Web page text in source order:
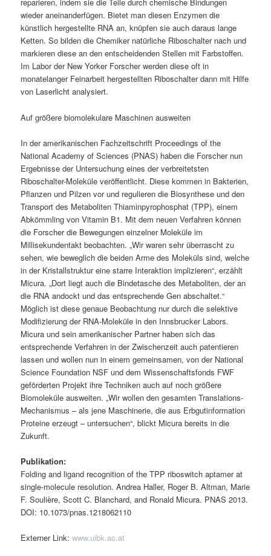
reparieren, indem sie die Teile durch chemische Bindungen
wieder aneinanderfügen. Bietet man diesen Enzymen die
künstlich hergestellte RNA an, knüpfen sie auch daraus lange
Ketten. So bilden die Chemiker natürliche Riboschalter nach und
markieren diese an den entscheidenden Stellen mit Farbstoffen.
Im Labor der New Yorker Forscher werden diese oft in
monatelanger Feinarbeit hergestellten Riboschalter dann mit Hilfe
von Laserlicht analysiert.
Auf größere biomolekulare Maschinen ausweiten
In der amerikanischen Fachzeitschrift Proceedings of the
National Academy of Sciences (PNAS) haben die Forscher nun
Ergebnisse der Untersuchung eines der verbreitetsten
Riboschalter-Moleküle veröffentlicht. Diese kommen in Bakterien,
Pflanzen und Pilzen vor und regulieren die Biosynthese und den
Transport des Metaboliten Thiaminpyrophosphat (TPP), einem
Abkömmling von Vitamin B1. Mit dem neuen Verfahren können
die Forscher die Bewegungen einzelner Moleküle im
Millisekundentakt beobachten. „Wir waren sehr überrascht zu
sehen, wie beweglich die beiden Arme des Moleküls sind, welche
in der Kristallstruktur eine starre Interaktion implizieren“, erzählt
Micura. „Dort liegt auch die Bindetasche des Metaboliten, der an
die RNA andockt und das entsprechende Gen abschaltet.“
Möglich ist diese genaue Beobachtung nur durch die selektive
Modifizierung der RNA-Moleküle in den Innsbrucker Labors.
Micura und sein amerikanischer Partner haben sich das
entsprechende Verfahren in der Zwischenzeit auch patentieren
lassen und wollen nun in einem gemeinsamen, von der National
Science Foundation NSF und dem Wissenschaftsfonds FWF
geförderten Projekt ihre Techniken auch auf noch größere
Biomoleküle ausweiten. „Wir wollen den gesamten Translations-
Mechanismus – als jene Maschinerie, die aus Erbgutinformation
Proteine erzeugt – untersuchen“, blickt Micura bereits in die
Zukunft.
Publikation:
Folding and ligand recognition of the TPP riboswitch aptamer at
single-molecule resolution. Andrea Haller, Roger B. Altman, Marie
F. Soulière, Scott C. Blanchard, and Ronald Micura. PNAS 2013.
DOI: 10.1073/pnas.1218062110
Externer Link:www.uibk.ac.at